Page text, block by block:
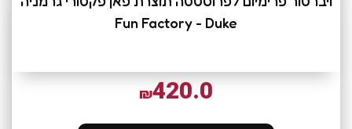
Fun Factory - Duke
₪420.0